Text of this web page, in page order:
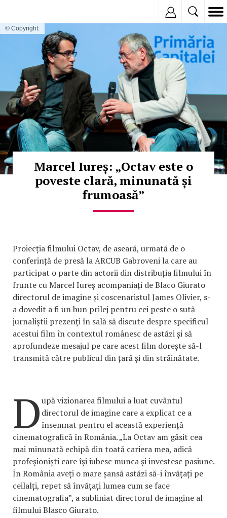
© Copyright:
Marcel Iureș: „Octav este o
poveste clară, minunată și
frumoasă”
Proiecția filmului Octav, de aseară, urmată de o
conferință de presă la ARCUB Gabroveni la care au
participat o parte din actorii din distribuția filmului în
frunte cu Marcel Iureș acompaniați de Blaco Giurato
directorul de imagine și coscenaristul James Olivier, s-
a dovedit a fi un bun prilej pentru cei peste o sută
jurnaliștii prezenți în sală să discute despre specificul
acestui film în contextul românesc de astăzi și să
aprofundeze mesajul pe care acest film dorește să-l
transmită către publicul din țară și din străinătate.
După vizionarea filmului a luat cuvântul
directorul de imagine care a explicat ce a
însemnat pentru el această experiență
cinematografică în România. „La Octav am găsit cea
mai minunată echipă din toată cariera mea, adică
profeșioniști care își iubesc munca și investesc pasiune.
În România aveți o mare șansă astăzi să-i învățați pe
ceilalți, repet să învățați lumea cum se face
cinematografia”, a subliniat directorul de imagine al
filmului Blasco Giurato.